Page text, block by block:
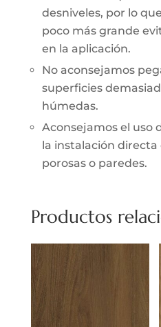
desniveles, por lo
poco más grande
en la aplicación.
No aconsejamos
superficies
húmedas.
Aconsejamos el uso
la instalación
porosas o paredes.
Productos